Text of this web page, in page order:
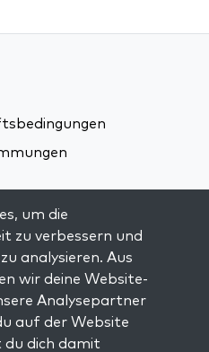
Medien:
classes
BLEIBEN
ein und
um die
zu verbessern und
analysieren. Aus
wir deine Website-
Analysepartner
auf der Website
dich damit